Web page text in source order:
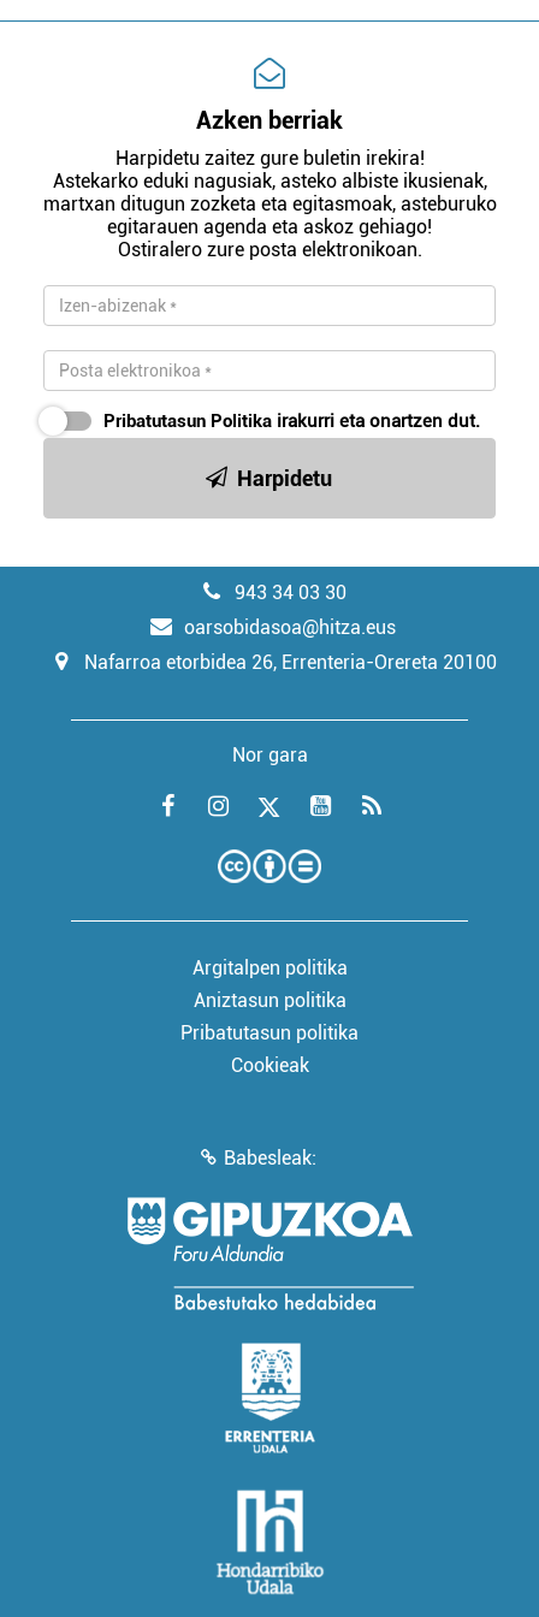
Azken berriak
Harpidetu zaitez gure buletin irekira!
Astekarko eduki nagusiak, asteko albiste ikusienak,
martxan ditugun zozketa eta egitasmoak, asteburuko
egitarauen agenda eta askoz gehiago!
Ostiralero zure posta elektronikoan.
Pribatutasun Politika irakurri eta onartzen dut.
Harpidetu
943 34 03 30
oarsobidasoa@hitza.eus
Nafarroa etorbidea 26, Errenteria-Orereta 20100
Nor gara
Argitalpen politika
Aniztasun politika
Pribatutasun politika
Cookieak
Babesleak: